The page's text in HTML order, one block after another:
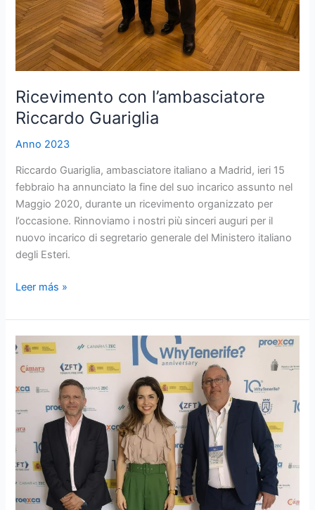
Ricevimento con l’ambasciatore
Riccardo Guariglia
Anno 2023
Riccardo Guariglia, ambasciatore italiano a Madrid, ieri 15
febbraio ha annunciato la fine del suo incarico assunto nel
Maggio 2020, durante un ricevimento organizzato per
l’occasione. Rinnoviamo i nostri più sinceri auguri per il
nuovo incarico di segretario generale del Ministero italiano
degli Esteri.
Leer más »
«Why